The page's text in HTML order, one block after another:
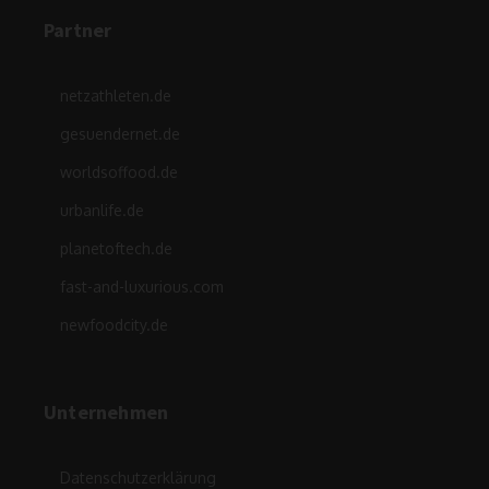
Partner
netzathleten.de
gesuendernet.de
worldsoffood.de
urbanlife.de
planetoftech.de
fast-and-luxurious.com
newfoodcity.de
Unternehmen
Datenschutzerklärung